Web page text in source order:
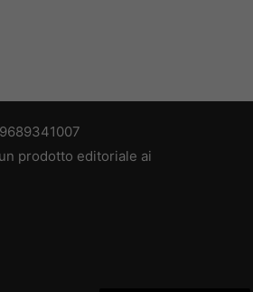
prodotto editoriale ai